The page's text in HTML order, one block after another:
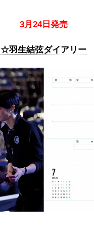
3月24日発売
☆羽生結弦ダイアリー